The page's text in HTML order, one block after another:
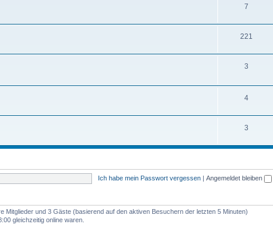
n
m
e
n
7T
e
m
e
n
221
n
3T
e
e
n
4T
e
m
n
3T
m
n
Ich habe mein Passwort vergessen | Angemeldet bleiben
Mitglieder und 3 Gäste (basierend auf den aktiven Besuchern der letzten 5 Minuten)
gleichzeitig online waren.